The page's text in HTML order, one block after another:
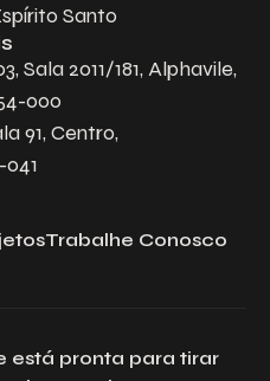
Santo
Sala 2011/181, Alphavile,
000
91, Centro,
041
Trabalhe Conosco
está pronta para tirar
da Bepex.